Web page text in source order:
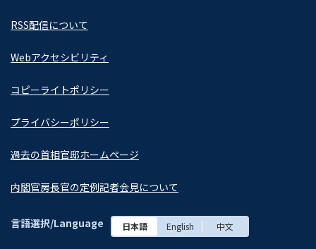
RSS配信について
Webアクセシビリティ
コピーライトポリシー
プライバシーポリシー
過去の首相官邸ホームページ
内閣官房長官の定例記者会見について
言語選択/Language 日本語 English 中文